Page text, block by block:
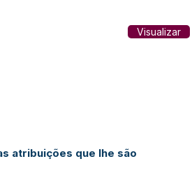
Visualizar
atribuições que lhe são